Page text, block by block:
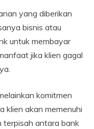
yang diberikan
bisnis atau
untuk membayar
jika klien gagal
komitmen
klien akan memenuhi
terpisah antara bank